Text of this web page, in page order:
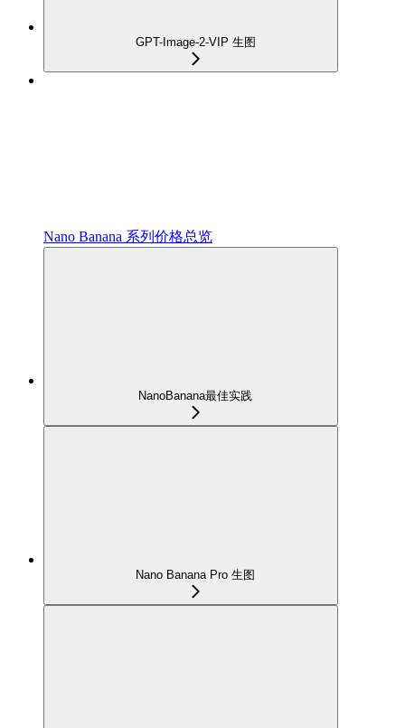
GPT-Image-2-VIP 生图
Nano Banana 系列价格总览
NanoBanana最佳实践
Nano Banana Pro 生图